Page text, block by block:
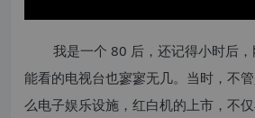
我是一个 80 后，还记得小时后，
能看的电视台也寥寥无几。当时，不
么电子娱乐设施，红白机的上市，不